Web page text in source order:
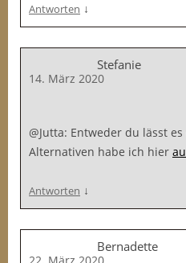
Antworten ↓
Stefanie
14. März 2020
@Jutta: Entweder du lässt
Alternativen habe ich hier
Antworten ↓
Bernadette